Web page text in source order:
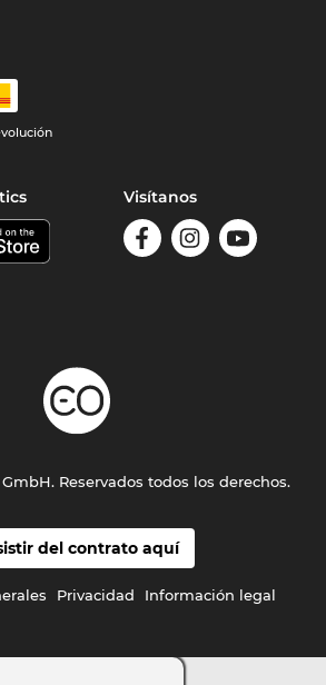
Visítanos
del contrato aquí
Privacidad Información legal
Reservados todos los derechos.